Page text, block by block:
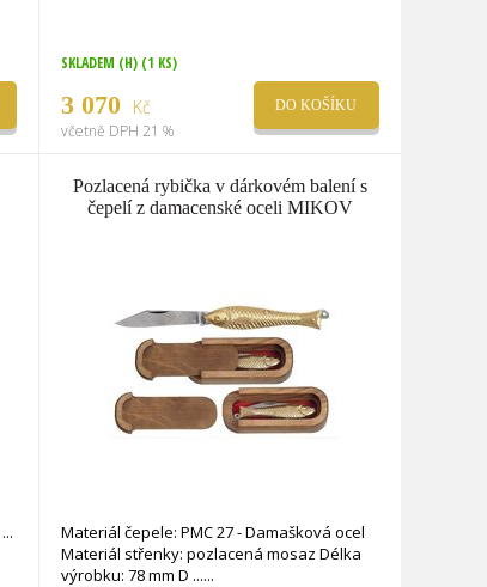
SKLADEM (H) (1 KS)
3 070 Kč
včetně DPH 21 %
DO KOŠÍKU
Pozlacená rybička v dárkovém balení s
čepelí z damacenské oceli MIKOV
Materiál čepele: PMC 27 - Damašková ocel
Materiál střenky: pozlacená mosaz Délka
výrobku: 78 mm D ...